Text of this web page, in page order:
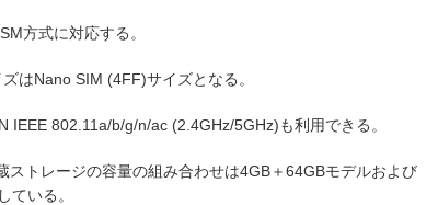
方式に対応する。
はNano SIM (4FF)サイズとなる。
IEEE 802.11a/b/g/n/ac (2.4GHz/5GHz)も利用できる。
ストレージの容量の組み合わせは4GB＋64GBモデルおよび
ている。